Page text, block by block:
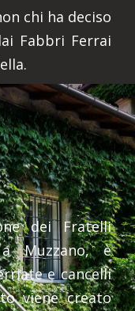
chi ha deciso
Fabbri Ferrai
dei Fratelli
Muzzano, è
e cancelli
viene creato